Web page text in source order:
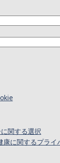
関する選択
康に関するプライ